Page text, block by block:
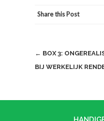
Share this Post
Post
navigation
← BOX 3:
BIJ WERKELIJK